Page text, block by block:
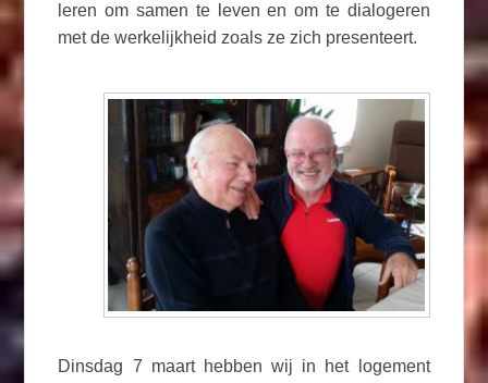
leren om samen te leven en om te dialogeren
met de werkelijkheid zoals ze zich presenteert.
Dinsdag 7 maart hebben wij in het logement